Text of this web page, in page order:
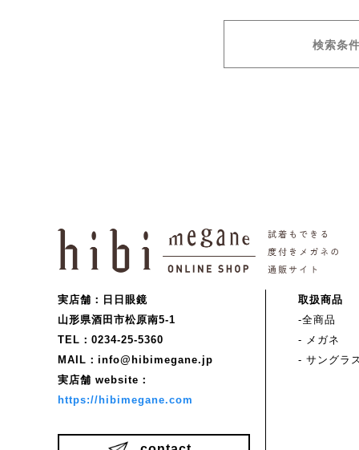
検索条
実店舗：日日眼鏡
山形県酒田市松原南5-1
TEL：0234-25-5360
MAIL：info@hibimegane.jp
実店舗 website：
https://hibimegane.com
取扱商品
-全商品
- メガネ
- サングラ